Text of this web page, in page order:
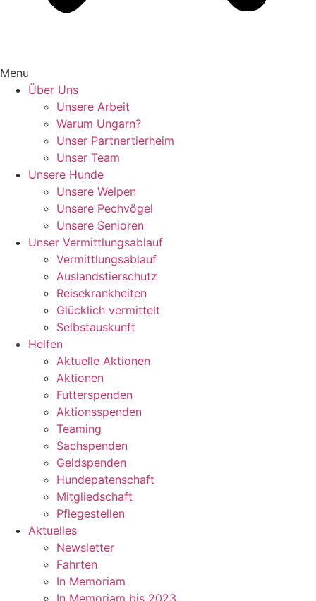
Menu
Über Uns
Unsere Arbeit
Warum Ungarn?
Unser Partnertierheim
Unser Team
Unsere Hunde
Unsere Welpen
Unsere Pechvögel
Unsere Senioren
Unser Vermittlungsablauf
Vermittlungsablauf
Auslandstierschutz
Reisekrankheiten
Glücklich vermittelt
Selbstauskunft
Helfen
Aktuelle Aktionen
Aktionen
Futterspenden
Aktionsspenden
Teaming
Sachspenden
Geldspenden
Hundepatenschaft
Mitgliedschaft
Pflegestellen
Aktuelles
Newsletter
Fahrten
In Memoriam